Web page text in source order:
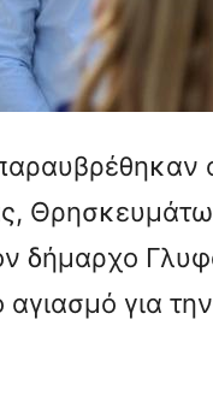
δήμαρχο
για